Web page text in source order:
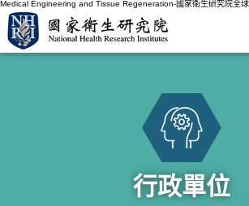
Medical Engineering and Tissue Regeneration-國家衛生研究院全
行政單位